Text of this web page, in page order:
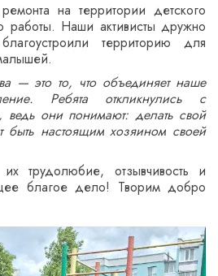
на территории детского
работы. Наши активисты дружно
территорию для
— это то, что объединяет наше
Ребята откликнулись с
ведь они понимают: делать свой
настоящим хозяином своей
трудолюбие, отзывчивость и
благое дело! Творим добро